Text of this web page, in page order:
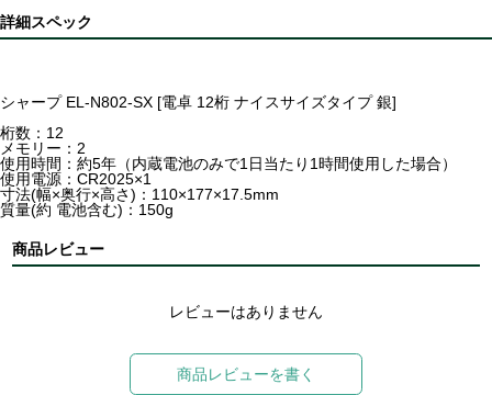
詳細スペック
シャープ EL-N802-SX [電卓 12桁 ナイスサイズタイプ 銀]
桁数：12
メモリー：2
使用時間：約5年（内蔵電池のみで1日当たり1時間使用した場合）
使用電源：CR2025×1
寸法(幅×奥行×高さ)：110×177×17.5mm
質量(約 電池含む)：150g
商品レビュー
レビューはありません
商品レビューを書く